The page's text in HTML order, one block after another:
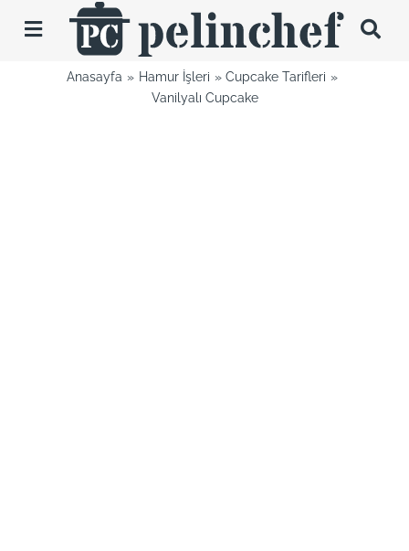
Toggle
Navigation
TariflerAnasayfa Hamur İşleri
Cupcake Tarifleri
Vanilyalı Cupcake